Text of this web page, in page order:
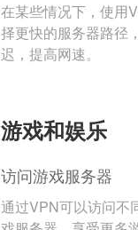
在某些情况下，使用
择更快的服务器路径
迟，提高网速。
游戏和娱乐
访问游戏服务器
通过VPN可以访问不